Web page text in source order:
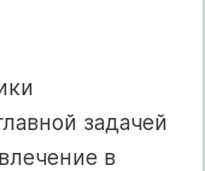
задачей
в